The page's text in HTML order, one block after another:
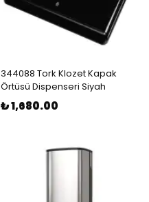
344088 Tork Klozet Kapak
Örtüsü Dispenseri Siyah
₺ 1,680.00